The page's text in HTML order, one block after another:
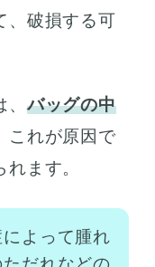
、破損する可
、バッグの中
これが原因で
ます。
よって腫れ